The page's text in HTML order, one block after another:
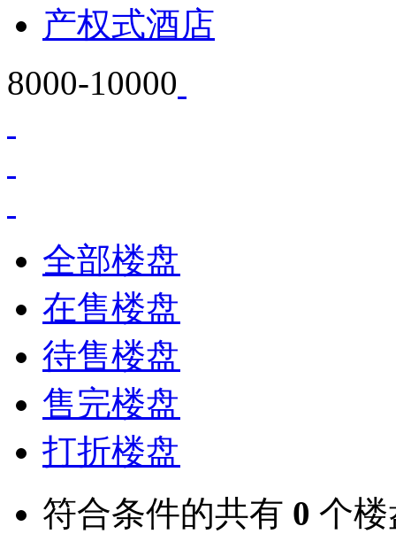
产权式酒店
8000-10000
全部楼盘
在售楼盘
待售楼盘
售完楼盘
打折楼盘
符合条件的共有 0 个楼